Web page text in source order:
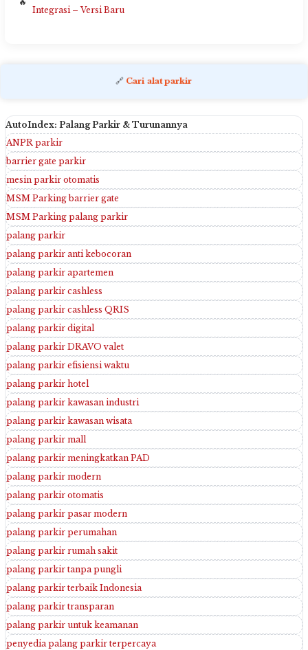
Integrasi – Versi Baru
🔗 Cari alat parkir
AutoIndex: Palang Parkir & Turunannya
ANPR parkir
barrier gate parkir
mesin parkir otomatis
MSM Parking barrier gate
MSM Parking palang parkir
palang parkir
palang parkir anti kebocoran
palang parkir apartemen
palang parkir cashless
palang parkir cashless QRIS
palang parkir digital
palang parkir DRAVO valet
palang parkir efisiensi waktu
palang parkir hotel
palang parkir kawasan industri
palang parkir kawasan wisata
palang parkir mall
palang parkir meningkatkan PAD
palang parkir modern
palang parkir otomatis
palang parkir pasar modern
palang parkir perumahan
palang parkir rumah sakit
palang parkir tanpa pungli
palang parkir terbaik Indonesia
palang parkir transparan
palang parkir untuk keamanan
penyedia palang parkir terpercaya